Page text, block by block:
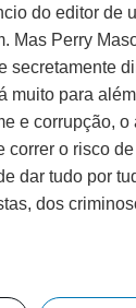
do editor de
Mas Perry
secretamente
muito para
e corrupção,
correr o risco
dar tudo por
dos